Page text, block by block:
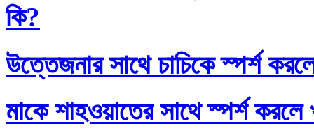
কি?
উত্তেজনার সাথে চাচিকে স্পর্শ
মাকে শাহওয়াতের সাথে স্পর্শ করলে